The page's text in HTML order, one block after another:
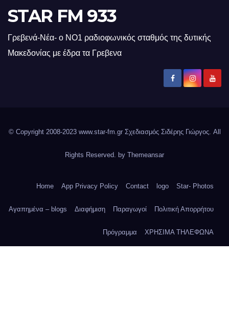
STAR FM 933
Γρεβενά-Νέα- ο ΝΟ1 ραδιοφωνικός σταθμός της δυτικής
Μακεδονίας με έδρα τα Γρεβενα
© Copyright 2008-2023 www.star-fm.gr Σχεδιασμός Σιδέρης Γιώργος. All
Rights Reserved. by Themeansar
Home App Privacy Policy Contact logo Star- Photos
Αγαπημένα – blogs Διαφήμιση Παραγωγοί Πολιτική Απορρήτου
Πρόγραμμα ΧΡΗΣΙΜΑ ΤΗΛΕΦΩΝΑ